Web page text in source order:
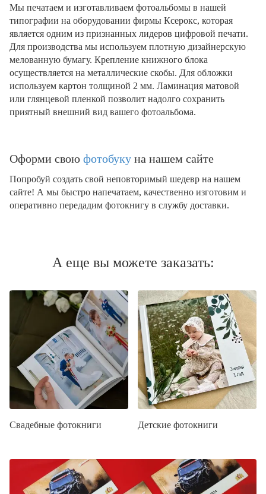
Мы печатаем и изготавливаем фотоальбомы в нашей
типографии на оборудовании фирмы Ксерокс, которая
является одним из признанных лидеров цифровой печати.
Для производства мы используем плотную дизайнерскую
мелованную бумагу. Крепление книжного блока
осуществляется на металлические скобы. Для обложки
используем картон толщиной 2 мм. Ламинация матовой
или глянцевой пленкой позволит надолго сохранить
приятный внешний вид вашего фотоальбома.
Оформи свою фотобуку на нашем сайте
Попробуй создать свой неповторимый шедевр на нашем
сайте! А мы быстро напечатаем, качественно изготовим и
оперативно передадим фотокнигу в службу доставки.
А еще вы можете заказать:
Свадебные фотокниги Детские фотокниги